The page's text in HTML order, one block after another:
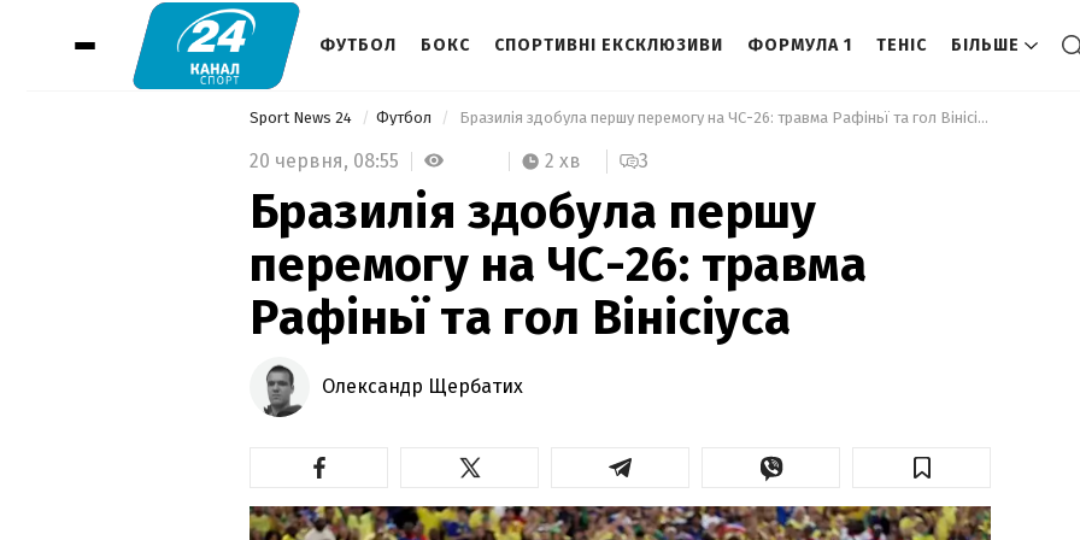
ФУТБОЛ БОКС СПОРТИВНІ ЕКСКЛЮЗИВИ ФОРМУЛА 1 ТЕНІС БІЛЬШЕ
Sport News 24 Футбол Бразилія здобула першу перемогу на ЧС-26: травма Рафіньї та гол Вінісіуса
20 червня, 08:55 2 хв 3
Бразилія здобула першу
перемогу на ЧС-26: травма
Рафіньї та гол Вінісіуса
Олександр Щербатих